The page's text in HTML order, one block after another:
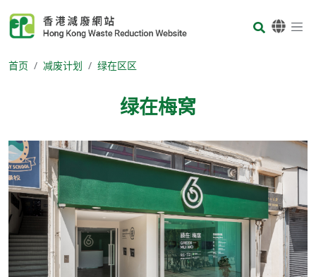
Body
首页 减废计划 绿在区区
绿在梅窝
Body